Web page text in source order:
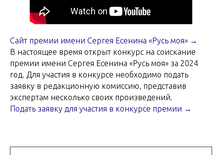
Cайт премии имени Сергея Есенина «Русь моя» →
В настоящее время открыт конкурс на соискание
премии имени Сергея Есенина «Русь моя» за 2024
год. Для участия в конкурсе необходимо подать
заявку в редакционную комиссию, представив
экспертам несколько своих произведений.
Подать заявку для участия в конкурсе премии →